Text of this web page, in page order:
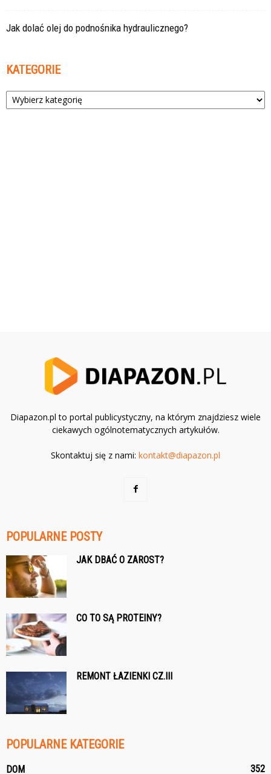
Jak dolać olej do podnośnika hydraulicznego?
KATEGORIE
Kategorie
Diapazon.pl to portal publicystyczny, na którym znajdziesz wiele
ciekawych ogólnotematycznych artykułów.
Skontaktuj się z nami: kontakt@diapazon.pl
POPULARNE POSTY
JAK DBAĆ O ZAROST?
CO TO SĄ PROTEINY?
REMONT ŁAZIENKI CZ.III
POPULARNE KATEGORIE
DOM 352